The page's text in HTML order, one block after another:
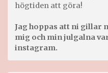
högtiden att göra!
Jag hoppas att ni gillar
mig och min julgalna
instagram.